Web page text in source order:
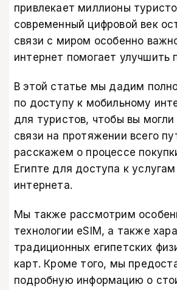
привлекает миллионы
современный цифровой век
связи с миром особенно
интернет помогает улучшить
В этой статье мы дадим
по доступу к мобильному
для туристов, чтобы вы могли
связи на протяжении всего
расскажем о процессе
Египте для доступа к
интернета.
Мы также рассмотрим
технологии eSIM, а также
традиционных египетских
карт. Кроме того, мы
подробную информацию о